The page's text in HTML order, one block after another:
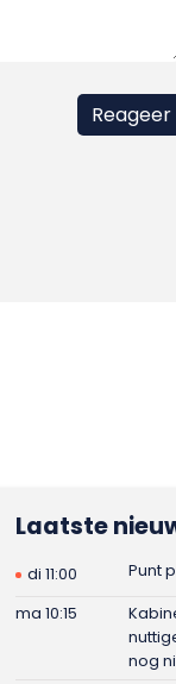
Laatste
di 11:00
Punt
ma 10:15
nog